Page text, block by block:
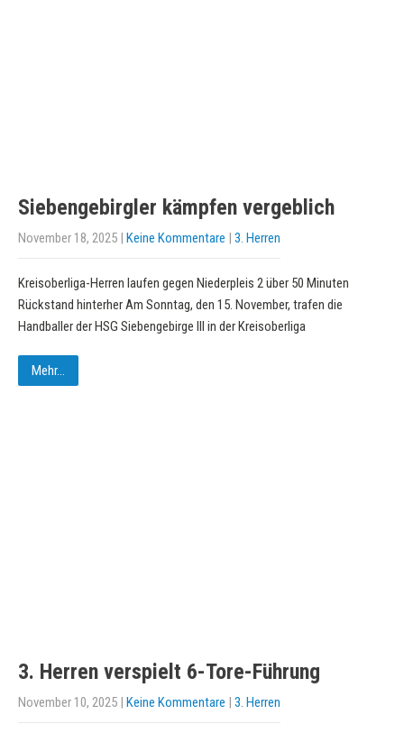
Siebengebirgler kämpfen vergeblich
November 18, 2025 | Keine Kommentare | 3. Herren
Kreisoberliga-Herren laufen gegen Niederpleis 2 über 50 Minuten
Rückstand hinterher Am Sonntag, den 15. November, trafen die
Handballer der HSG Siebengebirge III in der Kreisoberliga
Mehr...
3. Herren verspielt 6-Tore-Führung
November 10, 2025 | Keine Kommentare | 3. Herren